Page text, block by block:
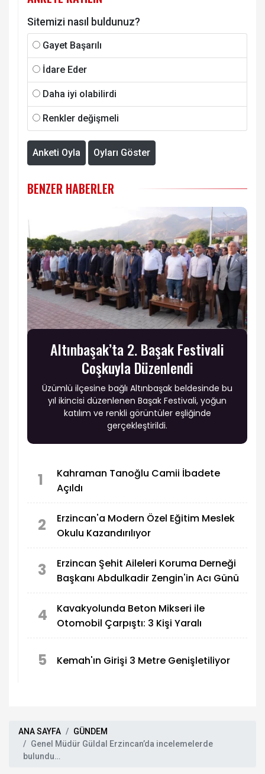
Sitemizi nasıl buldunuz?
Gayet Başarılı
İdare Eder
Daha iyi olabilirdi
Renkler değişmeli
Anketi Oyla Oyları Göster
BENZER HABERLER
Altınbaşak’ta 2. Başak Festivali
Coşkuyla Düzenlendi
Üzümlü ilçesine bağlı Altınbaşak beldesinde bu
yıl ikincisi düzenlenen Başak Festivali, yoğun
katılım ve renkli görüntüler eşliğinde
gerçekleştirildi.
1
Kahraman Tanoğlu Camii İbadete
Açıldı
2
Erzincan'a Modern Özel Eğitim Meslek
Okulu Kazandırılıyor
3
Erzincan Şehit Aileleri Koruma Derneği
Başkanı Abdulkadir Zengin'in Acı Günü
4
Kavakyolunda Beton Mikseri ile
Otomobil Çarpıştı: 3 Kişi Yaralı
5 Kemah'ın Girişi 3 Metre Genişletiliyor
ANA SAYFA
GÜNDEM
Genel Müdür Güldal Erzincan’da incelemelerde
bulundu…